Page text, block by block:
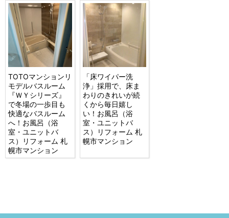
TOTOマンションリ
モデルバスルーム
『ＷＹシリーズ』
で冬場の一歩目も
快適なバスルーム
へ！お風呂（浴
室・ユニットバ
ス）リフォーム 札
幌市マンション
「床ワイパー洗
浄」採用で、床ま
わりのきれいが続
くから毎日嬉し
い！お風呂（浴
室・ユニットバ
ス）リフォーム 札
幌市マンション